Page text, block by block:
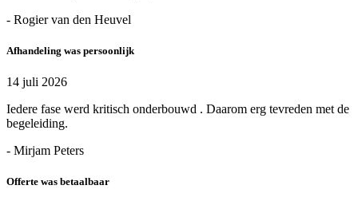
- Rogier van den Heuvel
Afhandeling was persoonlijk
14 juli 2026
Iedere fase werd kritisch onderbouwd . Daarom erg tevreden met de
begeleiding.
- Mirjam Peters
Offerte was betaalbaar